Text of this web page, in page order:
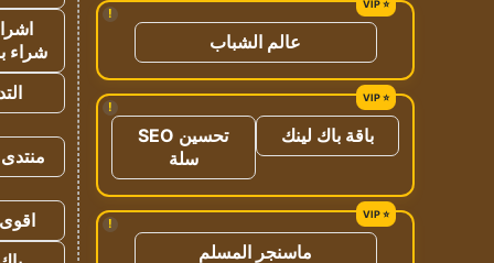
!
عالم الشباب
!
باقة باك لينك
تحسين SEO
سلة
!
ماسنجر المسلم
شراء